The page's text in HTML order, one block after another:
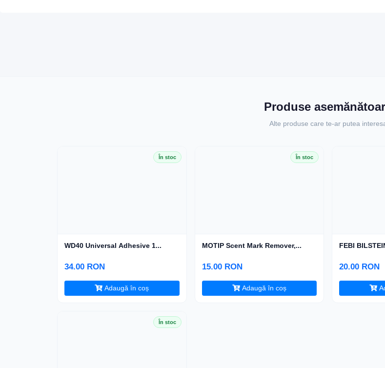
Produse
Alte produse care te-ar putea
În stoc
WD40 Universal Adhesive 1...
34.00 RON
Adaugă în coș
În stoc
MOTIP Scent Mark Remover,...
15.00 RON
Adaugă în coș
FEBI
20.00 RON
În stoc